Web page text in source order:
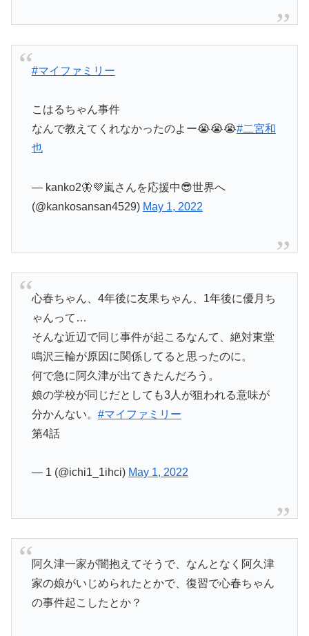
#マイファミリー
こはるちゃん事件
なんで教えてくれなかったのよー😭😭😭#二宮和
也
— kanko2🦋💜嵐さんを応援中😎世界へ
(@kankosansan4529) May 1, 2022
心春ちゃん、4年後に友果ちゃん、1年後に優月ち
ゃんって…
そんな近辺で同じ事件が起こるなんて、絶対東堂
鳴沢三輪が原因に関係してると思ったのに。
何で急に阿久津が出てきたんだろう。
娘の学校が同じだとしても3人が狙われる意味が
分かんない。 #マイファミリー
第4話
— 1 (@ichi1_1ihci) May 1, 2022
阿久津一家が闇抱えてそうで、なんとなく阿久津
家の娘がいじめられたとかで、復習で心春ちゃん
の事件起こしたとか？